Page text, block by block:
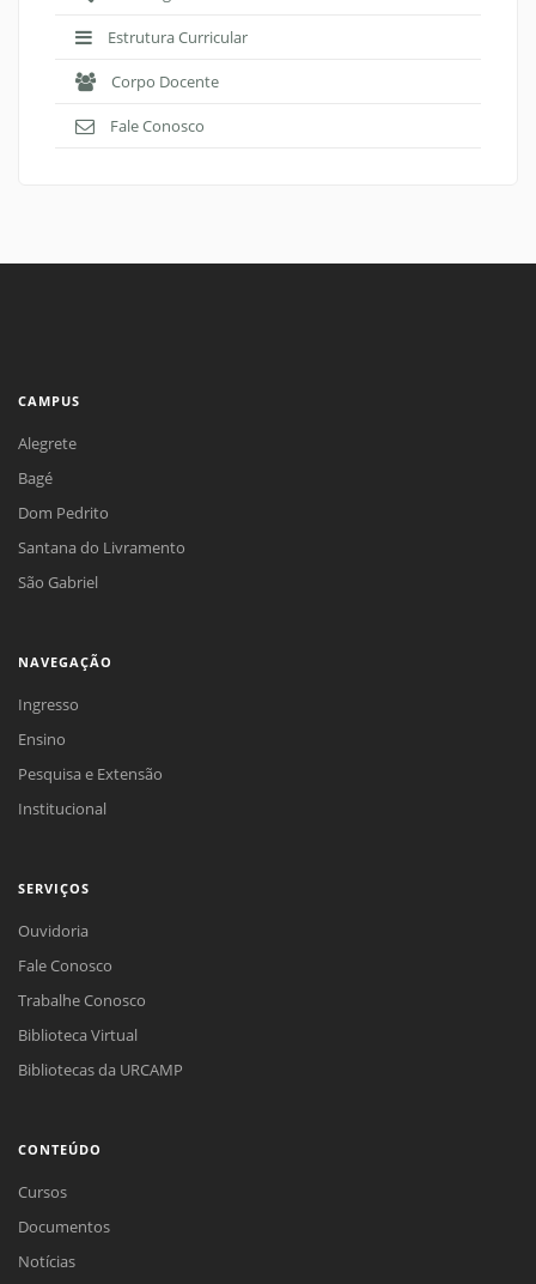
Estrutura Curricular
Corpo Docente
Fale Conosco
CAMPUS
Alegrete
Bagé
Dom Pedrito
Santana do Livramento
São Gabriel
NAVEGAÇÃO
Ingresso
Ensino
Pesquisa e Extensão
Institucional
SERVIÇOS
Ouvidoria
Fale Conosco
Trabalhe Conosco
Biblioteca Virtual
Bibliotecas da URCAMP
CONTEÚDO
Cursos
Documentos
Notícias